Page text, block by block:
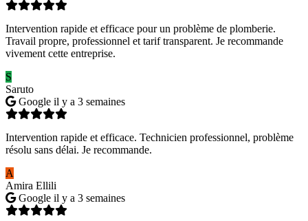
Intervention rapide et efficace pour un problème de plomberie.
Travail propre, professionnel et tarif transparent. Je recommande
vivement cette entreprise.
S
Saruto
Google il y a 3 semaines
Intervention rapide et efficace. Technicien professionnel, problème
résolu sans délai. Je recommande.
A
Amira Ellili
Google il y a 3 semaines